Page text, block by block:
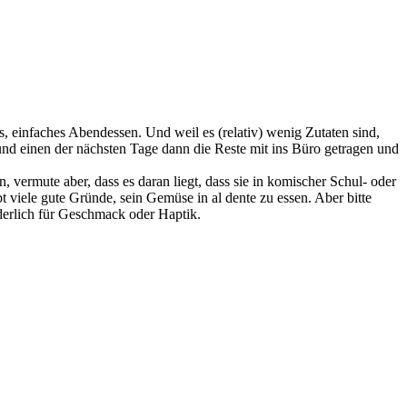
Abendessen. Und weil es (relativ) wenig Zutaten sind,
einen der nächsten Tage dann die Reste mit ins Büro getragen und
aber, dass es daran liegt, dass sie in komischer Schul- oder
gute Gründe, sein Gemüse in al dente zu essen. Aber bitte
für Geschmack oder Haptik.